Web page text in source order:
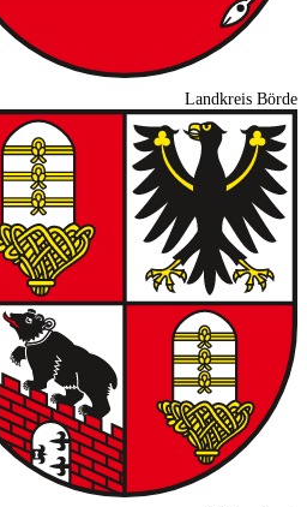
Landkreis Börde